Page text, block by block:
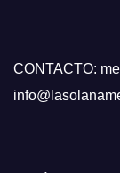
CONTACTO: